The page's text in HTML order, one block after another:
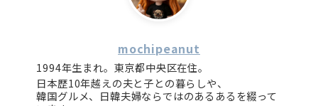
mochipeanut
1994年生まれ。東京都中央区在住。
日本歴10年越えの夫と子との暮らしや、
韓国グルメ、日韓夫婦ならではのあるあるを綴って